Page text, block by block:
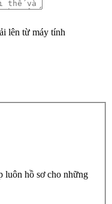
lên từ máy tính
luôn hồ sơ cho những